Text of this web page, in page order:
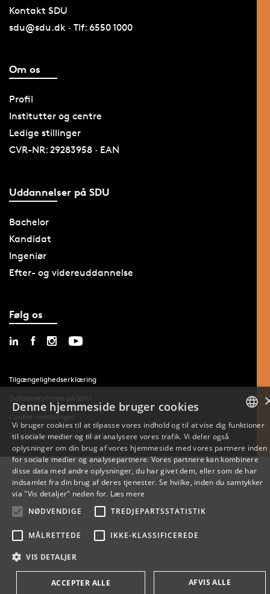
Kontakt SDU
sdu@sdu.dk · Tlf: 6550 1000
Om os
Profil
Institutter og centre
Ledige stillinger
CVR-NR: 29283958 · EAN
Uddannelser på SDU
Bachelor
Kandidat
Ingeniør
Efter- og videreuddannelse
Følg os
Tilgængelighedserklæring
Databeskyttelse på SDU
Cookie-indstillinger
Whistleblowerordning på SDU
ENGLISH
Denne hjemmeside bruger cookies
Vi bruger cookies til at tilpasse vores indhold og til at vise dig funktioner
til sociale medier og til at analysere vores trafik. Vi deler også
oplysninger om din brug af vores hjemmeside med vores partnere inden
for sociale medier og analysepartnere. Vores partnere kan kombinere
disse data med andre oplysninger, du har givet dem, eller som de har
indsamlet fra din brug af deres tjenester. Se hvilke, inden du samtykker
via "Vis detaljer" neden for. Læs mere
NØDVENDIGE
TREDJEPARTSSTATISTIK
MÅLRETTEDE IKKE-KLASSIFICEREDE
VIS DETALJER
ACCEPTER ALLE AFVIS ALLE